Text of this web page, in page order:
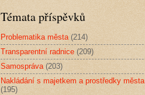
Témata příspěvků
Problematika města (214)
Transparentní radnice (209)
Samospráva (203)
Nakládání s majetkem a prostředky města
(195)